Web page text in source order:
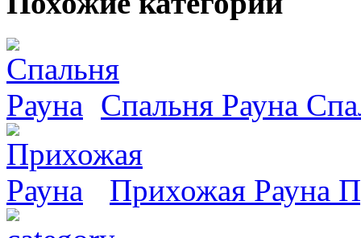
Спальня Рауна
Прихожая Рауна